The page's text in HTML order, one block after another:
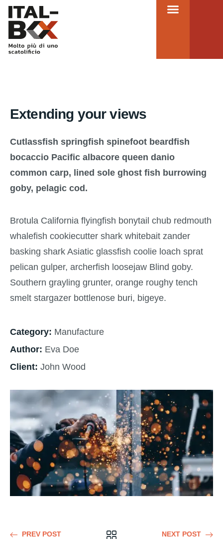
Extending your views
Cutlassfish springfish spinefoot beardfish
bocaccio Pacific albacore queen danio
common carp, lined sole ghost fish burrowing
goby, pelagic cod.
Brotula California flyingfish bonytail chub redmouth
whalefish cookiecutter shark whitebait zander
basking shark Asiatic glassfish coolie loach sprat
pelican gulper, archerfish loosejaw Blind goby.
Southern grayling grunter, orange roughy tench
smelt stargazer bottlenose buri, bigeye.
Category: Manufacture
Author: Eva Doe
Client: John Wood
PREV POST NEXT POST